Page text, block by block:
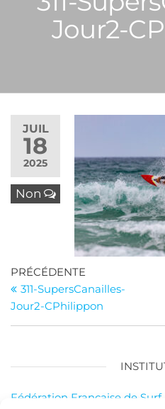
Jour2-
JUIL
18
2025
Non
Navigation
de
l’article
Article
précédent
PRÉCÉDENTE
311-SupersCanailles-
Jour2-CPhilippon
Fédération Française de Surf